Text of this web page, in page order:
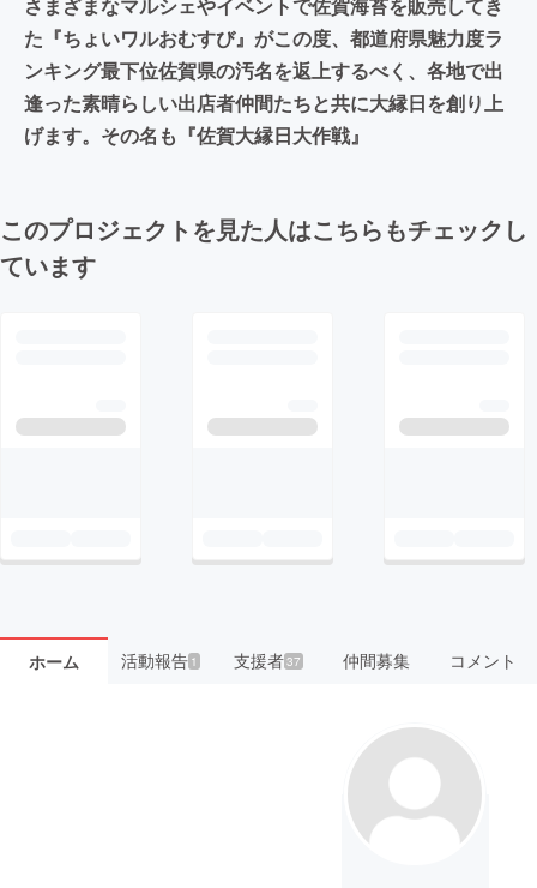
た『ちょいワルおむすび』がこの度、都道府県魅力度ラ
ンキング最下位佐賀県の汚名を返上するべく、各地で出
逢った素晴らしい出店者仲間たちと共に大縁日を創り上
げます。その名も『佐賀大縁日大作戦』
このプロジェクトを見た人はこちらもチェックし
ています
ホーム 活動報告1 支援者37 仲間募集 コメント